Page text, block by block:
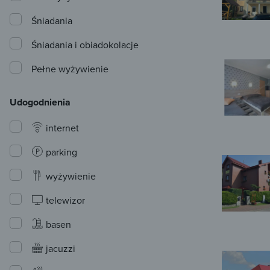
Śniadania
Śniadania i obiadokolacje
Pełne wyżywienie
Udogodnienia
internet
parking
wyżywienie
telewizor
basen
jacuzzi